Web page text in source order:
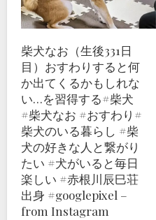
柴犬なお（生後331日
目）おすわりすると何
か出てくるかもしれな
い…を習得する#柴犬
#柴犬なお #おすわり#
柴犬のいる暮らし #柴
犬の好きな人と繋がり
たい #犬がいると毎日
楽しい #赤根川辰巳荘
出身 #googlepixel –
from Instagram